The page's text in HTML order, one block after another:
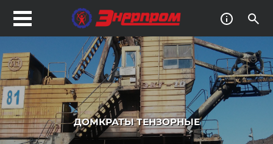
ДОМКРАТЫ ТЕНЗОРНЫЕ